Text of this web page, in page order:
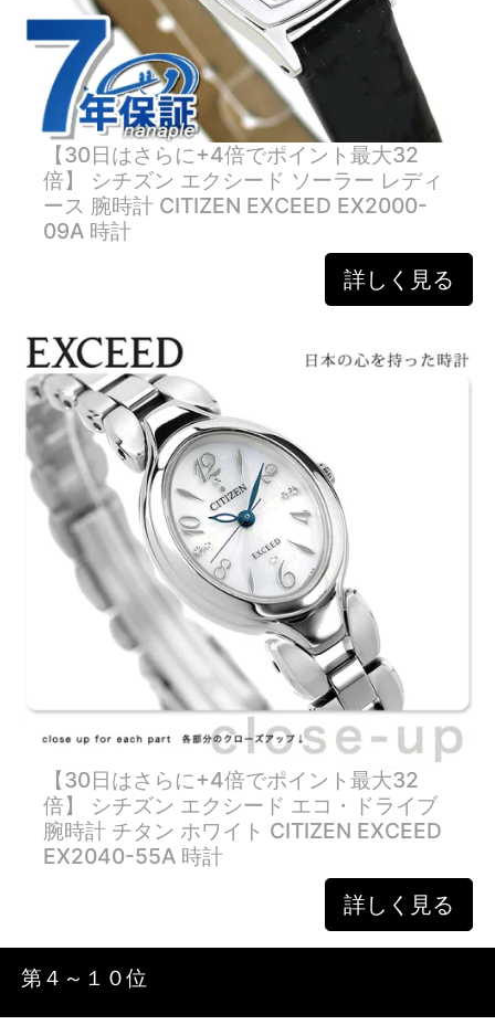
【30日はさらに+4倍でポイント最大32
倍】 シチズン エクシード ソーラー レディ
ース 腕時計 CITIZEN EXCEED EX2000-
09A 時計
詳しく見る
【30日はさらに+4倍でポイント最大32
倍】 シチズン エクシード エコ・ドライブ
腕時計 チタン ホワイト CITIZEN EXCEED
EX2040-55A 時計
詳しく見る
第４～１０位